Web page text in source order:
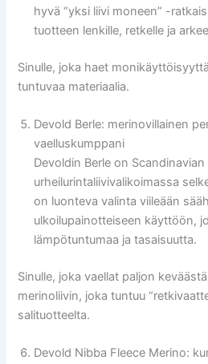
hyvä “yksi liivi moneen” -
tuotteen lenkille, retkelle ja
Sinulle, joka haet
tuntuvaa materiaalia.
Devold Berle: merinovillainen
vaelluskumppani
Devoldin Berle on
urheilurintaliivivalikoimassa
on luonteva valinta viileään
ulkoilupainotteiseen käyttöön,
lämpötuntumaa ja tasaisuutta.
Sinulle, joka vaellat paljon
merinoliivin, joka tuntuu
salituotteelta.
Devold Nibba Fleece Merino: